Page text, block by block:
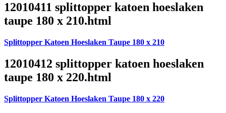
12010411 splittopper katoen hoeslaken
taupe 180 x 210.html
Splittopper Katoen Hoeslaken Taupe 180 x 210
12010412 splittopper katoen hoeslaken
taupe 180 x 220.html
Splittopper Katoen Hoeslaken Taupe 180 x 220